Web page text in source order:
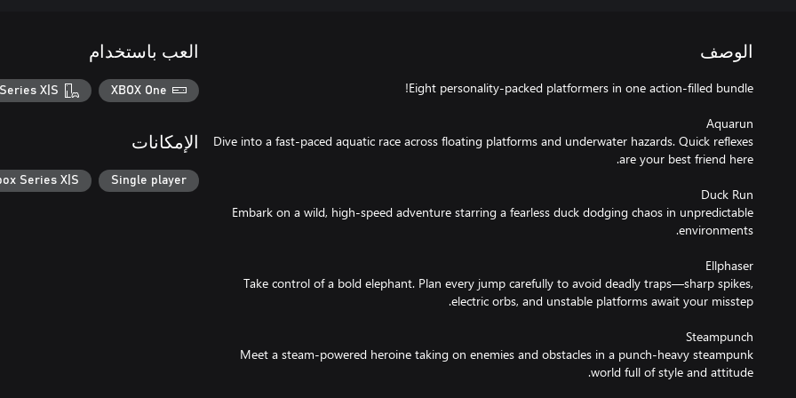
الوصف
Dive into a fast-paced aquatic race across floating platforms and underwater hazards. Quick reflexes
Embark on a wild, high-speed adventure starring a fearless duck dodging chaos in unpredictable
Take control of a bold elephant. Plan every jump carefully to avoid deadly traps—sharp spikes,
Meet a steam-powered heroine taking on enemies and obstacles in a punch-heavy steampunk
العب باستخدام
XBOX One
X|S
الإمكانات
Single player
Series X|S